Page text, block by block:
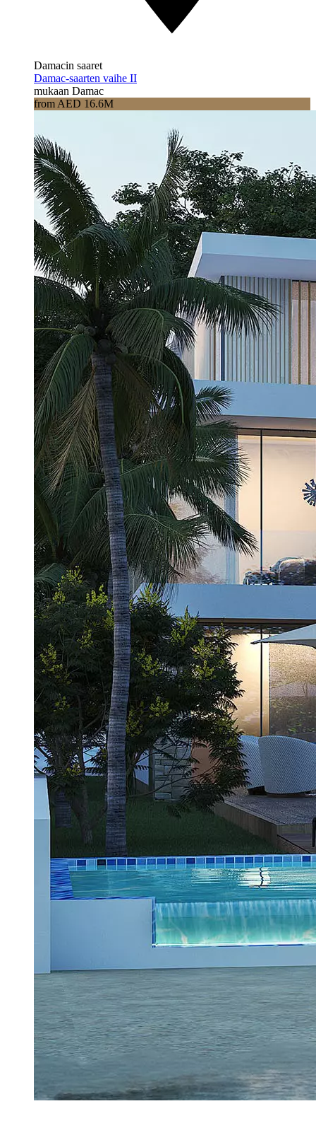
Damacin saaret
Damac-saarten vaihe II
mukaan Damac
from AED 16.6M